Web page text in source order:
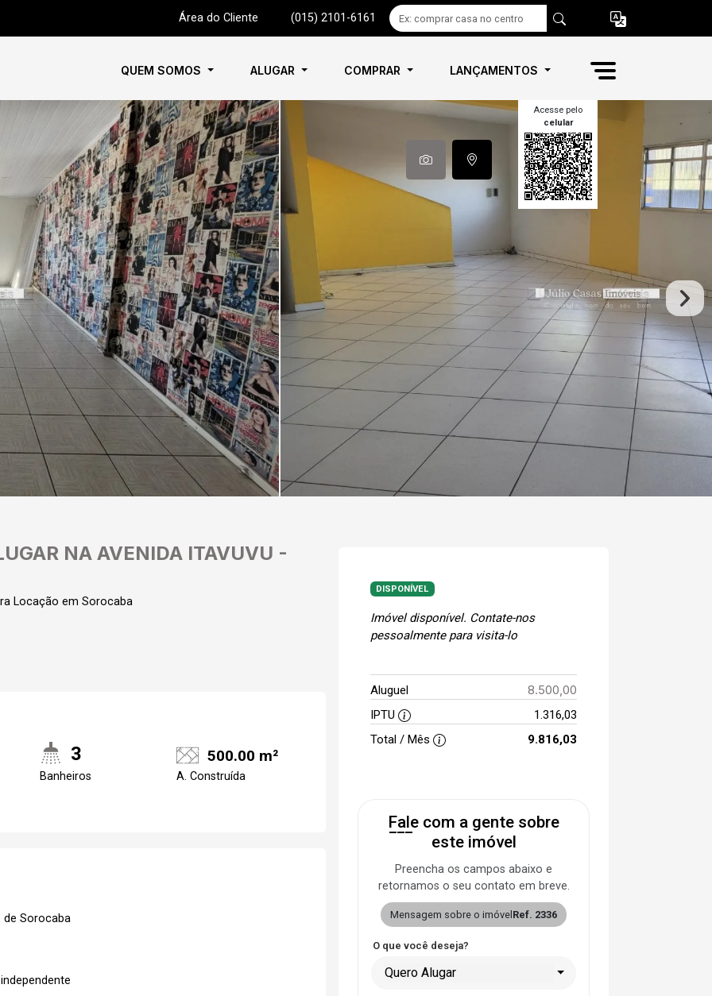
Área do Cliente (015) 2101-6161
QUEM SOMOS ALUGAR COMPRAR LANÇAMENTOS
Acesse pelo
celular
NA AVENIDA ITAVUVU -
Locação em Sorocaba
3
Banheiros
500.00 m²
A. Construída
de Sorocaba
DISPONÍVEL
Imóvel disponível. Contate-nos
pessoalmente para visita-lo
Aluguel 8.500,00
IPTU
1.316,03
Total / Mês
9.816,03
Fale com a gente sobre
este imóvel
Preencha os campos abaixo e
retornamos o seu contato em breve.
Mensagem sobre o imóvel Ref. 2336
O que você deseja?
Quero Alugar